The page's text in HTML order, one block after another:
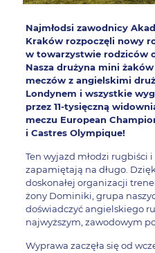
Najmłodsi zawodnicy
Kraków rozpoczęli nowy
w towarzystwie rodziców
Nasza drużyna mini
meczów z angielskimi
Londynem i wszystkie
przez 11-tysięczną
meczu European
i Castres Olympique!
Ten wyjazd młodzi rugbiści
zapamiętają na długo.
doskonałej organizacji
żony Dominiki, grupa
doświadczyć angielskiego
najwyższym, zawodowym
Wyprawa zaczęła się od